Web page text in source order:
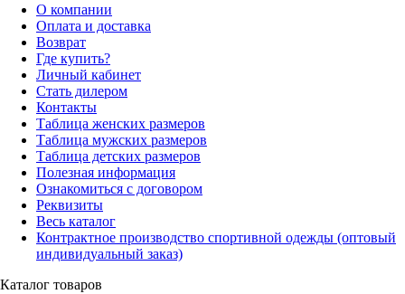
О компании
Оплата и доставка
Возврат
Где купить?
Личный кабинет
Стать дилером
Контакты
Таблица женских размеров
Таблица мужских размеров
Таблица детских размеров
Полезная информация
Ознакомиться с договором
Реквизиты
Весь каталог
Контрактное производство спортивной одежды (оптовый
индивидуальный заказ)
Каталог товаров